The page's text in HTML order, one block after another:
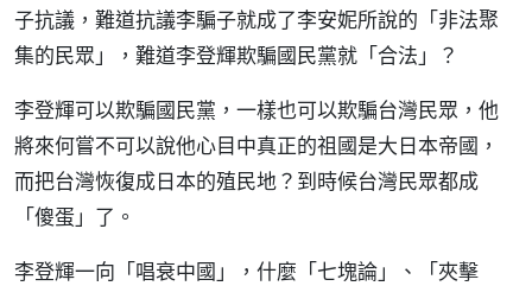
子抗議，難道抗議李騙子就成了李安妮所說的「非法聚
集的民眾」，難道李登輝欺騙國民黨就「合法」？
李登輝可以欺騙國民黨，一樣也可以欺騙台灣民眾，他
將來何嘗不可以說他心目中真正的祖國是大日本帝國，
而把台灣恢復成日本的殖民地？到時候台灣民眾都成
「傻蛋」了。
李登輝一向「唱衰中國」，什麼「七塊論」、「夾擊